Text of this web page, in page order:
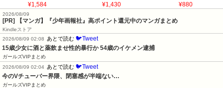
¥1,584 ¥1,430 ¥880
2026/08/09
[PR] 【マンガ】『少年画報社』高ポイント還元中のマンガまとめ
Kindleストア
2026/08/09 02:08
あとで読む 🐦Tweet
15歳少女に酒と薬飲ませ性的暴行か 54歳のイケメン逮捕
ガールズVIPまとめ
2026/08/09 02:04 あとで読む 🐦Tweet
今のVチューバー界隈、閉塞感が半端ない…
ガールズVIPまとめ